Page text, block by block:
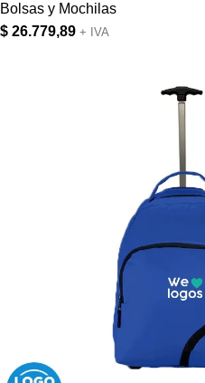
Bolsas y Mochilas
$ 26.779,89 + IVA